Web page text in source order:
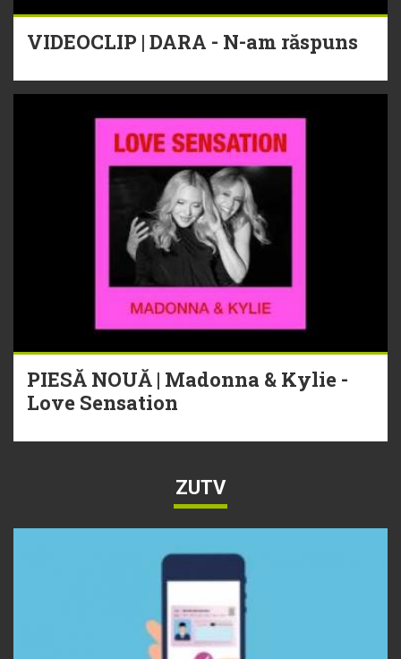
VIDEOCLIP | DARA - N-am răspuns
PIESĂ NOUĂ | Madonna & Kylie -
Love Sensation
ZUTV